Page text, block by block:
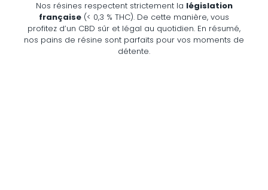
Nos résines respectent strictement la législation
française (< 0,3 % THC). De cette manière, vous
profitez d’un CBD sûr et légal au quotidien. En résumé,
nos pains de résine sont parfaits pour vos moments de
détente.